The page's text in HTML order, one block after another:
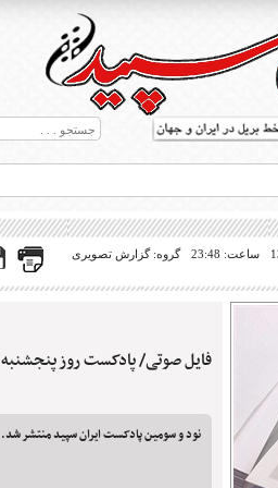
ساعت: 23:48 گروه: گزارش تصویری
فایل صوتی/ پادکست روز پنجشنبه 23 مرداد 1399
نود و سومین پادکست ایران سپید منتشر شد.